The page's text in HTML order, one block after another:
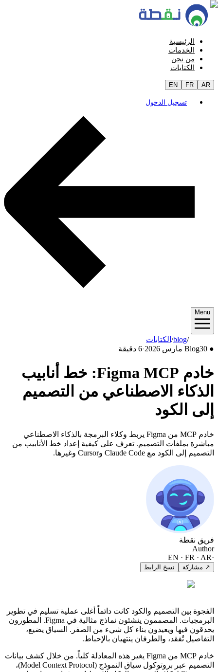
الرئيسية
الخدمات
من نحن
الكتابات
EN FR AR
تسجيل الدخول
Menu
الكتابات/blog
●
Blog30 مارس 2026 ·6 دقيقة
خادم Figma MCP: خط أنابيب
الذكاء الاصطناعي من التصميم
إلى الكود
خادم MCP من Figma يربط وكلاء البرمجة بالذكاء الاصطناعي
مباشرة بملفات التصميم. تعرف على كيفية إعداد خط الأنابيب من
التصميم إلى الكود مع Claude Code وCursor وغيرها.
فريق نقطة
Author
EN · FR · AR
↗ مشاركة نسخ الرابط
الفجوة بين التصميم والكود كانت دائماً أغلى عملية تسليم في تطوير
البرمجيات. المصممون ينشئون نماذج مثالية في Figma. المطورون
يحدقون فيها ويعيدون بناء كل شيء من الصفر. السياق يضيع،
التفاصيل تُفقد، والطرفان ينتهيان بالإحباط.
خادم MCP من Figma يغير هذه المعادلة كلياً. من خلال كشف بيانات
التصميم عبر بروتوكول سياق النموذج (Model Context Protocol)،